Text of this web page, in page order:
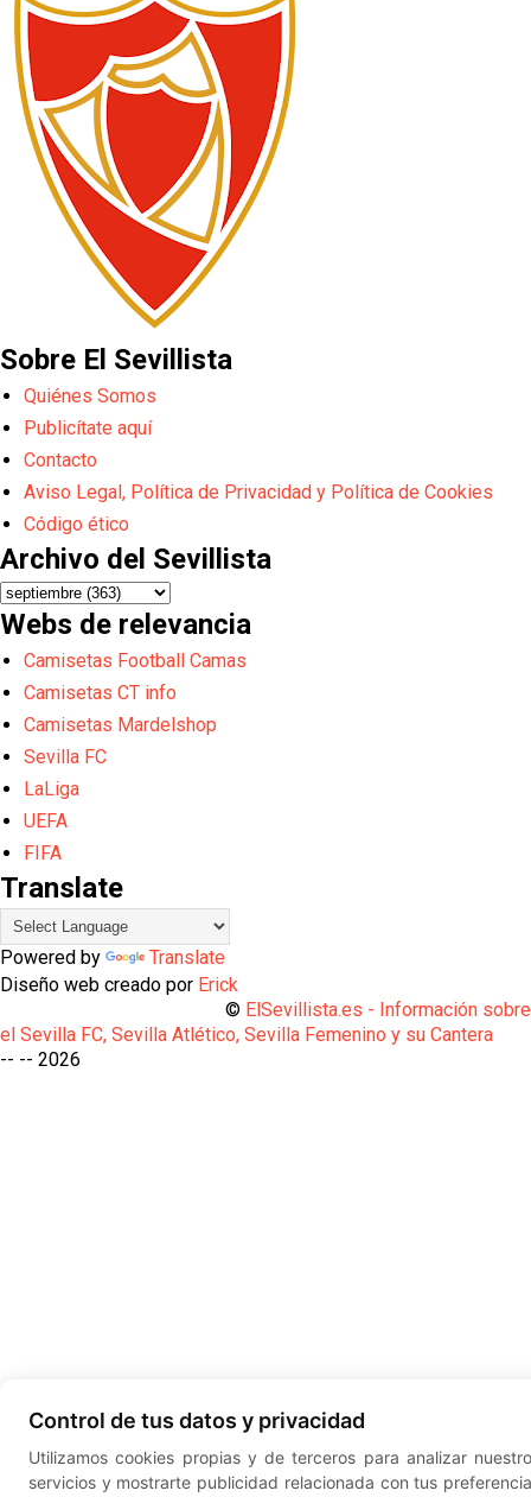
Sobre El Sevillista
Quiénes Somos
Publicítate aquí
Contacto
Aviso Legal, Política de Privacidad y Política de Cookies
Código ético
Archivo del Sevillista
Webs de relevancia
Camisetas Football Camas
Camisetas CT info
Camisetas Mardelshop
Sevilla FC
LaLiga
UEFA
FIFA
Translate
Powered by
Translate
Diseño web creado por Erick
© ElSevillista.es - Información sobre
el Sevilla FC, Sevilla Atlético, Sevilla Femenino y su Cantera
-- --
Control de tus datos y privacidad
Utilizamos cookies propias y de terceros para analizar
servicios y mostrarte publicidad relacionada con tus
2026